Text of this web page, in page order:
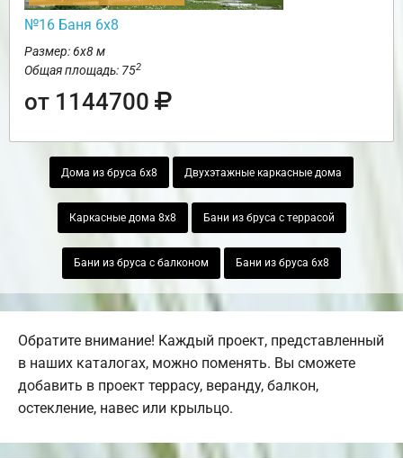
№16 Баня 6х8
Размер: 6х8 м
Общая площадь: 752
от 1144700
Дома из бруса 6х8 Двухэтажные каркасные дома
Каркасные дома 8х8 Бани из бруса с террасой
Бани из бруса с балконом Бани из бруса 6х8
Обратите внимание! Каждый проект, представленный
в наших каталогах, можно поменять. Вы сможете
добавить в проект террасу, веранду, балкон,
остекление, навес или крыльцо.